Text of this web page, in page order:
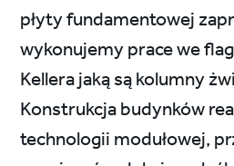
płyty fundamentowej
wykonujemy prace we
Kellera jaką są kolumny
Konstrukcja budynków
technologii modułowej,